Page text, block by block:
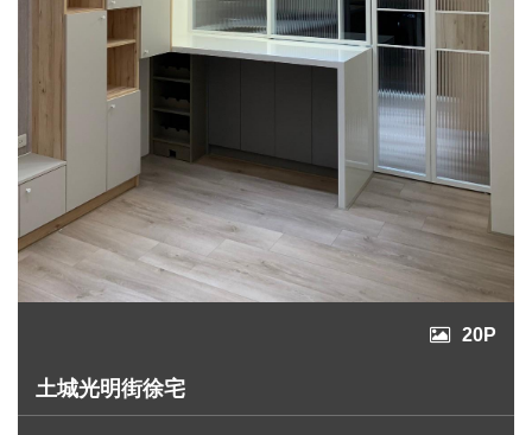
20P
土城光明街徐宅